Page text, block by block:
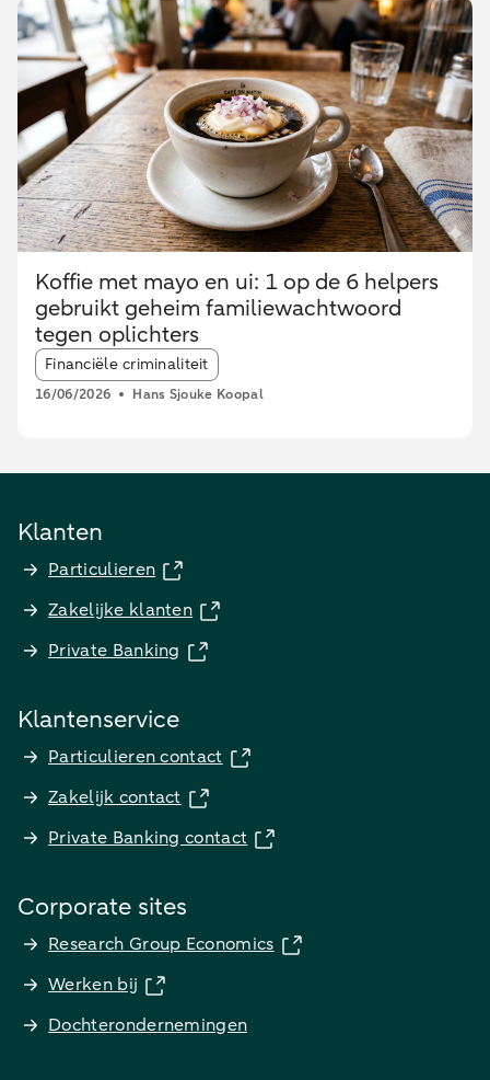
Koffie met mayo en ui: 1 op de 6 helpers
gebruikt geheim familiewachtwoord
tegen oplichters
Article tags:
Financiële criminaliteit
16/06/2026 Hans Sjouke Koopal
Klanten
Particulieren
Zakelijke klanten
Private Banking
Klantenservice
Particulieren contact
Zakelijk contact
Private Banking contact
Corporate sites
Research Group Economics
Werken bij
Dochterondernemingen